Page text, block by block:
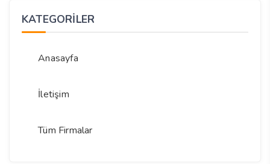
KATEGORİLER
Anasayfa
İletişim
Tüm Firmalar